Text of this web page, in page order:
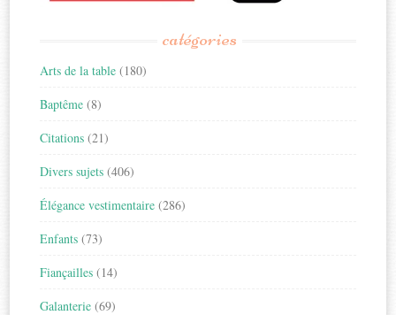
catégories
Arts de la table (180)
Baptême (8)
Citations (21)
Divers sujets (406)
Élégance vestimentaire (286)
Enfants (73)
Fiançailles (14)
Galanterie (69)